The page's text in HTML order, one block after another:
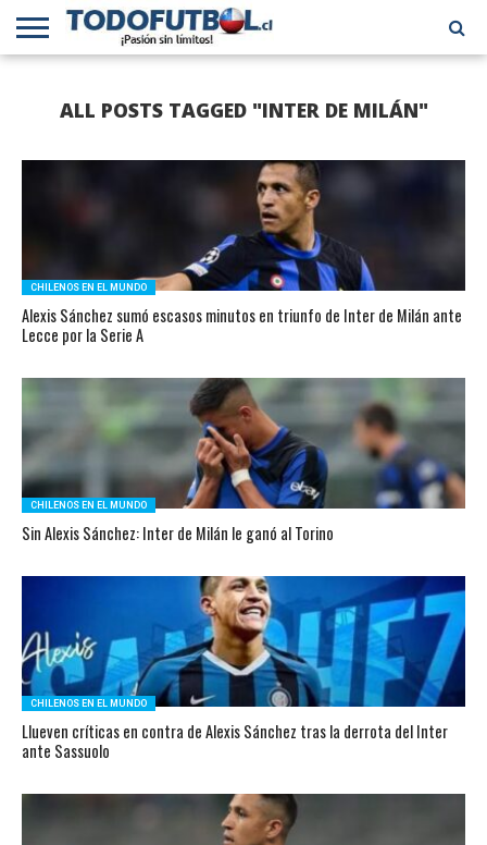
CHILENA
EN EL
MUNDO
INTERNACIONAL
ALL POSTS TAGGED "INTER DE MILÁN"
CHILENOS EN EL MUNDO
Alexis Sánchez sumó escasos minutos en triunfo de Inter de Milán ante
Lecce por la Serie A
CHILENOS EN EL MUNDO
Sin Alexis Sánchez: Inter de Milán le ganó al Torino
CHILENOS EN EL MUNDO
Llueven críticas en contra de Alexis Sánchez tras la derrota del Inter
ante Sassuolo